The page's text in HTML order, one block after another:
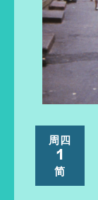
周四
1
简